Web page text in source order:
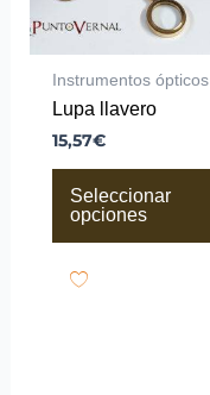
Instrumentos ópticos
Lupa llavero
15,57€
Seleccionar
opciones
elegir
en
la
de
producto